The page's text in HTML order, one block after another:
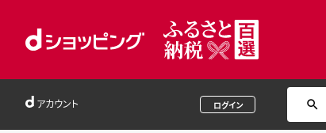
アカウント ログイン